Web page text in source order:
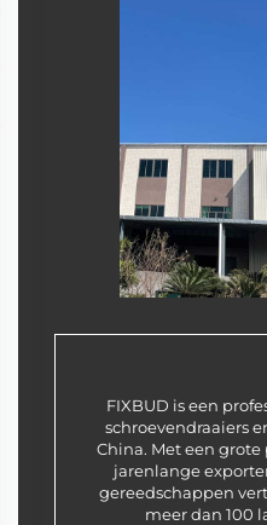
FIXBUD is een
schroevendraaiers
China. Met een
jarenlange
gereedschappen
meer dan 100